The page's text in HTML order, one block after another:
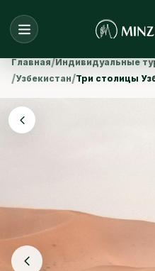
Главная/Индивидуальные
/Узбекистан/Три столицы